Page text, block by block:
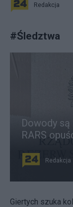
Redakcja
#Śledztwa
Dowody są
RARS
Redakcja
Giertych szuka